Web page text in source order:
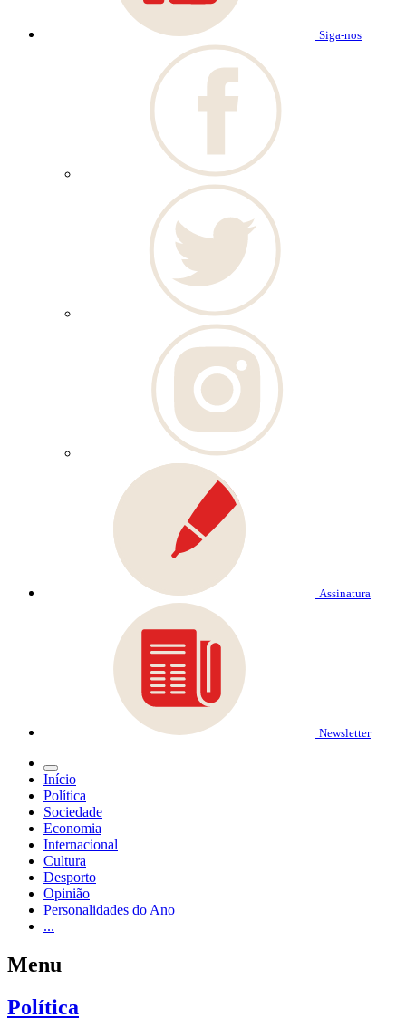
Siga-nos
Assinatura
Newsletter
Início
Política
Sociedade
Economia
Internacional
Cultura
Desporto
Opinião
Personalidades do Ano
...
Menu
Política